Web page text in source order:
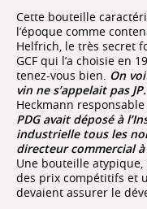
Cette bouteille
l’époque comme
Helfrich, le très secret
GCF qui l’a choisie en
tenez-vous bien. On
vin ne s’appelait pas
Heckmann
PDG avait déposé à
industrielle tous les
directeur commercial à
Une bouteille
des prix compétitifs et
devaient assurer le